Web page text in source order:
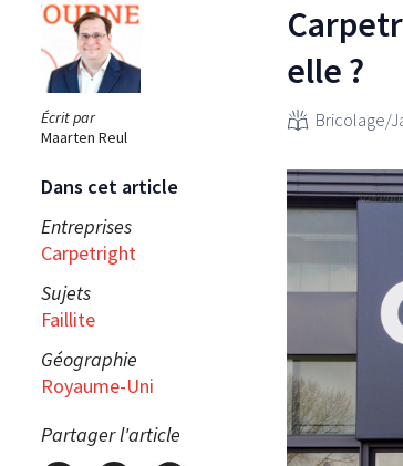
Écrit par
Maarten Reul
Dans cet article
Entreprises
Carpetright
Sujets
Faillite
Géographie
Royaume-Uni
Partager l'article
elle ?
Bricolage/